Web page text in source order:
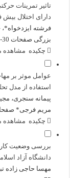
تاثیر تمرینات
دارای اختلال
فرشته
بزرگی صفحات 30-45
چکیده مشاهده
عوامل موثر بر
استفاده از مدل
پیمانه سنجری،
مریم فرجی* صفحات
چکیده مشاهده
بررسی وضعیت
دانشگاه آزاد
مهسا حاجی زاده